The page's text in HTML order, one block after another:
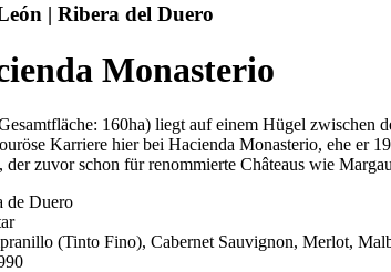
| Ribera del Duero
Monasterio
160ha) liegt auf einem Hügel zwischen
Karriere hier bei Hacienda Monasterio, ehe
zuvor schon für renommierte Châteaus wie
de Duero
(Tinto Fino), Cabernet Sauvignon, Merlot,